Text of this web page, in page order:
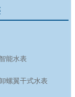
能水表
螺翼干式水表